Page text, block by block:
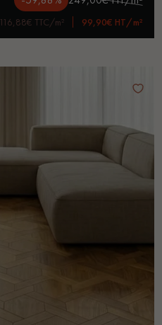
116,88€ TTC/m² 99,90€ HT/m²